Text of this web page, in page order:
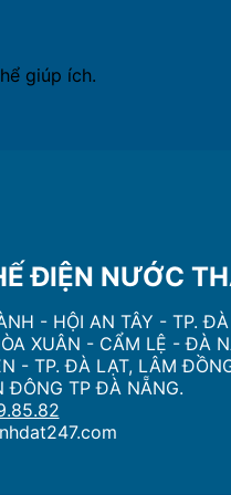
giúp ích.
ĐIỆN NƯỚC
- HỘI AN TÂY - TP.
XUÂN - CẨM LỆ - ĐÀ
- TP. ĐÀ LẠT, LÂM
ĐÔNG TP ĐÀ NẴNG.